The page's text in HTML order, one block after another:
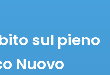
sul pieno
Nuovo